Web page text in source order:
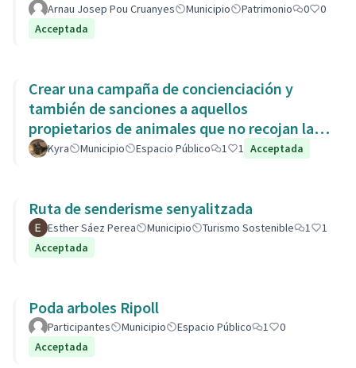
Arnau Josep Pou Cruanyes Municipio Patrimonio 0
0
Acceptada
Crear una campaña de concienciación y
también de sanciones a aquellos
propietarios de animales que no recojan las
heces de las aceras. Es responsabili
Kyra Municipio Espacio Público 1 1 Acceptada
Ruta de senderisme senyalitzada
Esther Sáez Perea Municipio Turismo Sostenible 1
1
Acceptada
Poda arboles Ripoll
Participantes Municipio Espacio Público 1
0
Acceptada